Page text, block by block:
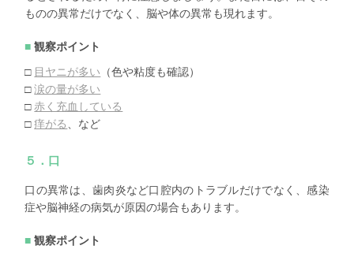
ものの異常だけでなく、脳や体の異常も現れます。
観察ポイント
□ 目ヤニが多い （色や粘度も確認）
□涙の量が多い
□赤く充血している
□痒がる、など
５．口
口の異常は、歯肉炎など口腔内のトラブルだけでなく、感染
症や脳神経の病気が原因の場合もあります。
観察ポイント